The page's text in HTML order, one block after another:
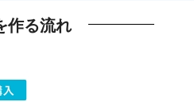
作る流れ